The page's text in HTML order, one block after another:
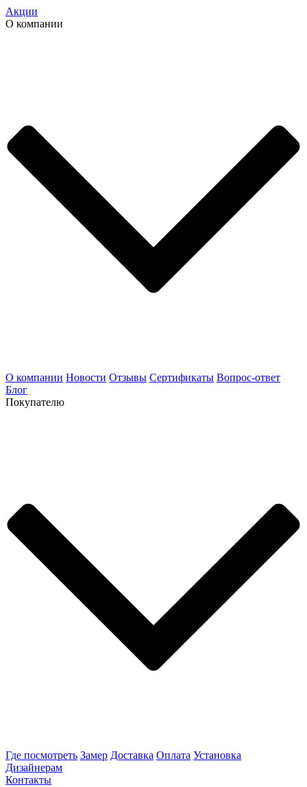
Акции
О компании
О компании Новости Отзывы Сертификаты Вопрос-ответ
Блог
Покупателю
Где посмотреть Замер Доставка Оплата Установка
Дизайнерам
Контакты